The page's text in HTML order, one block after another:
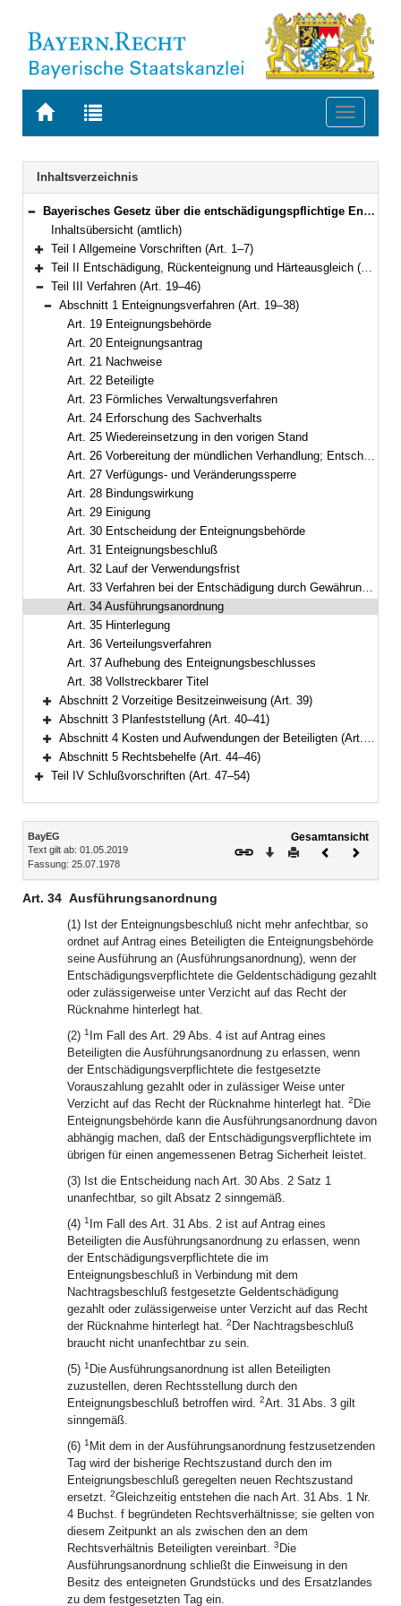
Zur
BAYERN.RECHT
Zur
letzten
Suche
Toggle
Navigation
Inhaltsverzeichnis
Bereich reduzieren
Bayerisches Gesetz über die entschädigungspflichtige Enteignung (BayEG) In der Fassung der Bekanntmachung vom 25. Juli 1978 (BayRS III S. 601) BayRS 2141-1-B (Art. 1–54)
Inhaltsübersicht (amtlich)
Bereich erweitern
Teil I Allgemeine Vorschriften (Art. 1–7)
Bereich erweitern
Teil II Entschädigung, Rückenteignung und Härteausgleich (Art. 8–18)
Bereich reduzieren
Teil III Verfahren (Art. 19–46)
Bereich reduzieren
Abschnitt 1 Enteignungsverfahren (Art. 19–38)
Art. 19 Enteignungsbehörde
Art. 20 Enteignungsantrag
Art. 21 Nachweise
Art. 22 Beteiligte
Art. 23 Förmliches Verwaltungsverfahren
Art. 24 Erforschung des Sachverhalts
Art. 25 Wiedereinsetzung in den vorigen Stand
Art. 26 Vorbereitung der mündlichen Verhandlung; Entscheidung ohne mündliche Verhandlung
Art. 27 Verfügungs- und Veränderungssperre
Art. 28 Bindungswirkung
Art. 29 Einigung
Art. 30 Entscheidung der Enteignungsbehörde
Art. 31 Enteignungsbeschluß
Art. 32 Lauf der Verwendungsfrist
Art. 33 Verfahren bei der Entschädigung durch Gewährung anderer Rechte
Art. 34 Ausführungsanordnung
Art. 35 Hinterlegung
Art. 36 Verteilungsverfahren
Art. 37 Aufhebung des Enteignungsbeschlusses
Art. 38 Vollstreckbarer Titel
Bereich erweitern
Abschnitt 2 Vorzeitige Besitzeinweisung (Art. 39)
Bereich erweitern
Abschnitt 3 Planfeststellung (Art. 40–41)
Bereich erweitern
Abschnitt 4 Kosten und Aufwendungen der Beteiligten (Art. 42–43)
Bereich erweitern
Abschnitt 5 Rechtsbehelfe (Art. 44–46)
Teil IV Schlußvorschriften (Art. 47–54)
Inhalt
BayEG
Text gilt ab: 01.05.2019
Fassung: 25.07.1978
Gesamtansicht
Download
DruckenVorheriges
Art. 34 Ausführungsanordnung
(1) Ist der Enteignungsbeschluß nicht mehr anfechtbar, so
ordnet auf Antrag eines Beteiligten die Enteignungsbehörde
seine Ausführung an (Ausführungsanordnung), wenn der
Entschädigungsverpflichtete die Geldentschädigung gezahlt
oder zulässigerweise unter Verzicht auf das Recht der
Rücknahme hinterlegt hat.
(2) 1 Im Fall des Art. 29 Abs. 4 ist auf Antrag eines
Beteiligten die Ausführungsanordnung zu erlassen, wenn
der Entschädigungsverpflichtete die festgesetzte
Vorauszahlung gezahlt oder in zulässiger Weise unter
Verzicht auf das Recht der Rücknahme hinterlegt hat. 2 Die
Enteignungsbehörde kann die Ausführungsanordnung davon
abhängig machen, daß der Entschädigungsverpflichtete im
übrigen für einen angemessenen Betrag Sicherheit leistet.
(3) Ist die Entscheidung nach Art. 30 Abs. 2 Satz 1
unanfechtbar, so gilt Absatz 2 sinngemäß.
(4) 1 Im Fall des Art. 31 Abs. 2 ist auf Antrag eines
Beteiligten die Ausführungsanordnung zu erlassen, wenn
der Entschädigungsverpflichtete die im
Enteignungsbeschluß in Verbindung mit dem
Nachtragsbeschluß festgesetzte Geldentschädigung
gezahlt oder zulässigerweise unter Verzicht auf das Recht
der Rücknahme hinterlegt hat. 2 Der Nachtragsbeschluß
braucht nicht unanfechtbar zu sein.
(5) 1 Die Ausführungsanordnung ist allen Beteiligten
zuzustellen, deren Rechtsstellung durch den
Enteignungsbeschluß betroffen wird. 2Art. 31 Abs. 3 gilt
sinngemäß.
(6) 1 Mit dem in der Ausführungsanordnung festzusetzenden
Tag wird der bisherige Rechtszustand durch den im
Enteignungsbeschluß geregelten neuen Rechtszustand
ersetzt. 2Gleichzeitig entstehen die nach Art. 31 Abs. 1 Nr.
4 Buchst. f begründeten Rechtsverhältnisse; sie gelten von
diesem Zeitpunkt an als zwischen den an dem
Rechtsverhältnis Beteiligten vereinbart. 3 Die
Ausführungsanordnung schließt die Einweisung in den
Besitz des enteigneten Grundstücks und des Ersatzlandes
zu dem festgesetzten Tag ein.